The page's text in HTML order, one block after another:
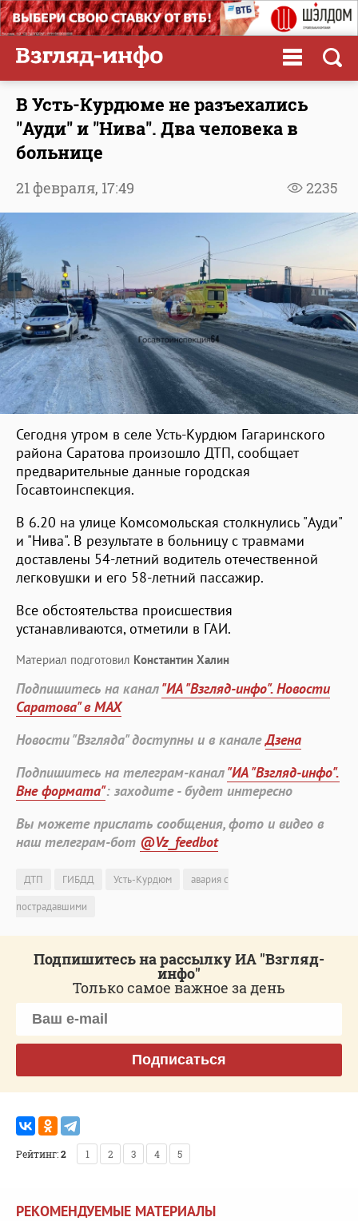
В Усть-Курдюме не разъехались
"Ауди" и "Нива". Два человека в
больнице
2235
21 февраля, 17:49
Сегодня утром в селе Усть-Курдюм Гагаринского
района Саратова произошло ДТП, сообщает
предварительные данные городская
Госавтоинспекция.
В 6.20 на улице Комсомольская столкнулись "Ауди"
и "Нива". В результате в больницу с травмами
доставлены 54-летний водитель отечественной
легковушки и его 58-летний пассажир.
Все обстоятельства происшествия
устанавливаются, отметили в ГАИ.
Материал подготовил Константин Халин
Подпишитесь на канал"ИА "Взгляд-инфо". Новости
Саратова" в MAX
Новости "Взгляда" доступны и в каналеДзена
Подпишитесь на телеграм-канал"ИА "Взгляд-инфо".
Вне формата": заходите - будет интересно
Вы можете прислать сообщения, фото и видео в
наш телеграм-бот @Vz_feedbot
ДТП ГИБДД Усть-Курдюм
авария с
пострадавшими
Подпишитесь на рассылку ИА "Взгляд-
инфо"
Только самое важное за день
Подписаться
Рейтинг:2 1 2 3 4 5
РЕКОМЕНДУЕМЫЕ МАТЕРИАЛЫ